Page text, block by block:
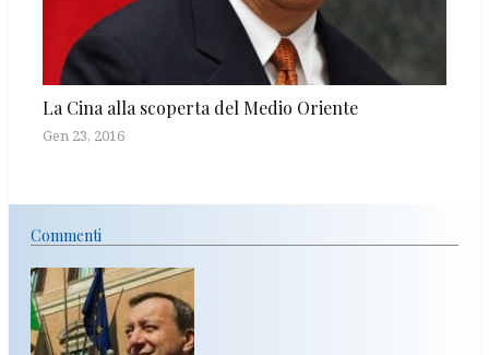
La Cina alla scoperta del Medio Oriente
Gen 23, 2016
Commenti